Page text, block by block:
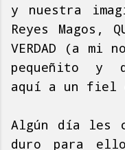
y nuestra
Reyes Magos,
VERDAD (a mi
pequeñito y
aquí a un
Algún día les
duro para